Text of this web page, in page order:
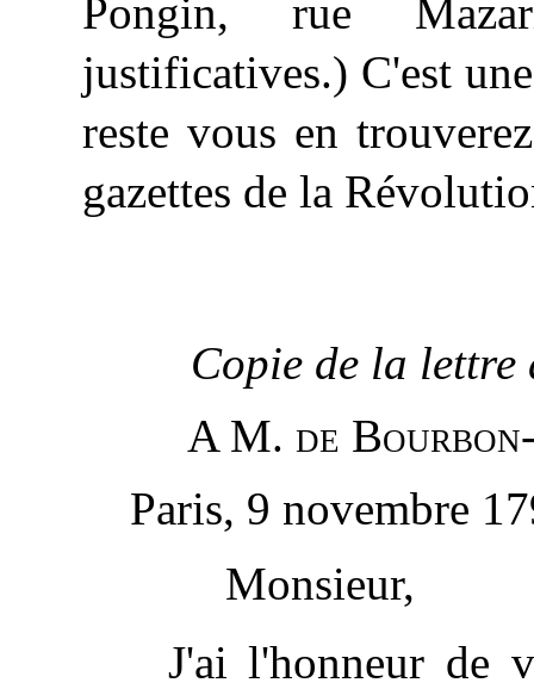
Pongin, rue
justificatives.) C'est
reste vous en
gazettes de la
Copiede la lettre
A M. de
Paris, 9 novembre
Monsieur,
J'ai l'honneur de